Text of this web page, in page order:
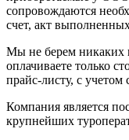
сопровождаются
счет, акт
Мы не берем никаких
оплачиваете только
прайс-листу, с
Компания является
крупнейших